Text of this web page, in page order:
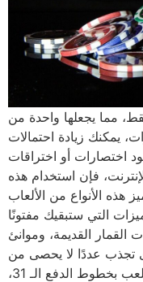
مما يجعلها واحدة من
يمكنك زيادة احتمالات
اختصارات أو اختراقات
فإن استخدام هذه
هذه الأنواع من الألعاب
التي ستبقيك مفتونًا
القديمة، وموانئ
تجذب عددًا لا يحصى من
المحترفين. لا يحتاج المراهنون إلى اللعب بخطوط الدفع الـ 31،